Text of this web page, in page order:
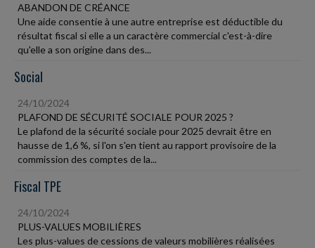
ABANDON DE CRÉANCE
Une aide consentie à une autre entreprise est déductible du
résultat fiscal si elle a un caractère commercial c'est-à-dire
qu'elle a son origine dans des...
Social
24/10/2024
PLAFOND DE SÉCURITÉ SOCIALE POUR 2025 ?
Le plafond de la sécurité sociale pour 2025 devrait être en
hausse de 1,6 %, si l'on s'en tient au rapport provisoire de la
commission des comptes de la...
Fiscal TPE
24/10/2024
PLUS-VALUES MOBILIÈRES
Les plus-values de cessions de valeurs mobilières réalisées